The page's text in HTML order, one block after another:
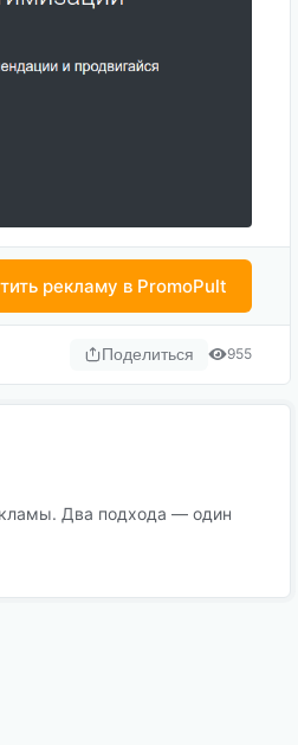
рекламу в PromoPult
Поделиться 955
Два подхода — один